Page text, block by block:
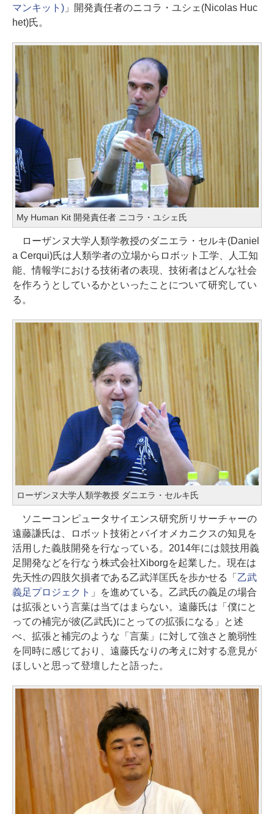
マンキット)」開発責任者のニコラ・ユシェ(Nicolas Huc
het)氏。
My Human Kit 開発責任者 ニコラ・ユシェ氏
ローザンヌ大学人類学教授のダニエラ・セルキ(Daniel
a Cerqui)氏は人類学者の立場からロボット工学、人工知
能、情報学における技術者の表現、技術者はどんな社会
を作ろうとしているかといったことについて研究してい
る。
ローザンヌ大学人類学教授 ダニエラ・セルキ氏
ソニーコンピュータサイエンス研究所リサーチャーの
遠藤謙氏は、ロボット技術とバイオメカニクスの知見を
活用した義肢開発を行なっている。2014年には競技用義
足開発などを行なう株式会社Xiborgを起業した。現在は
先天性の四肢欠損者である乙武洋匡氏を歩かせる「 乙武
義足プロジェクト 」を進めている。乙武氏の義足の場合
は拡張という言葉は当てはまらない。遠藤氏は「僕にと
っての補完が彼(乙武氏)にとっての拡張になる」と述
べ、拡張と補完のような「言葉」に対して強さと脆弱性
を同時に感じており、遠藤氏なりの考えに対する意見が
ほしいと思って登壇したと語った。